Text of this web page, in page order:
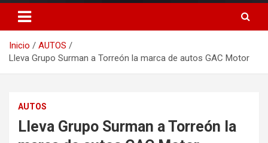
Inicio
AUTOS
Lleva Grupo Surman a Torreón la marca de autos GAC Motor
AUTOS
Lleva Grupo Surman a Torreón la